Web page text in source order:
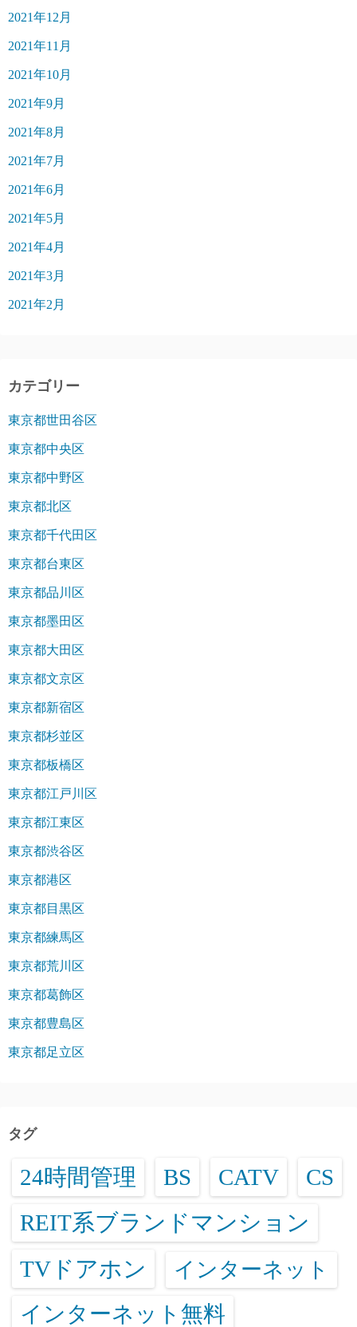
2021年12月
2021年11月
2021年10月
2021年9月
2021年8月
2021年7月
2021年6月
2021年5月
2021年4月
2021年3月
2021年2月
カテゴリー
東京都世田谷区
東京都中央区
東京都中野区
東京都北区
東京都千代田区
東京都台東区
東京都品川区
東京都墨田区
東京都大田区
東京都文京区
東京都新宿区
東京都杉並区
東京都板橋区
東京都江戸川区
東京都江東区
東京都渋谷区
東京都港区
東京都目黒区
東京都練馬区
東京都荒川区
東京都葛飾区
東京都豊島区
東京都足立区
タグ
24時間管理 BS CATV CS
REIT系ブランドマンション
TVドアホン インターネット
インターネット無料